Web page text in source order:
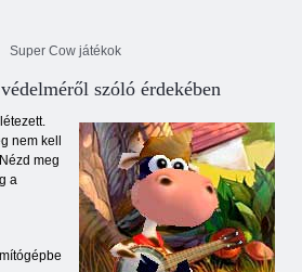
Super Cow játékok
szóló érdekében
nem kell
meg
a